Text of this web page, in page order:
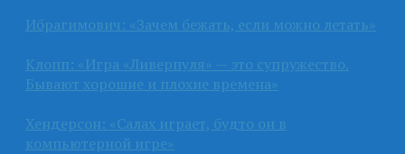
Ибрагимович: «Зачем бежать, если можно летать»
Клопп: «Игра «Ливерпуля» — это супружество.
Бывают хорошие и плохие времена»
Хендерсон: «Салах играет, будто он в
компьютерной игре»